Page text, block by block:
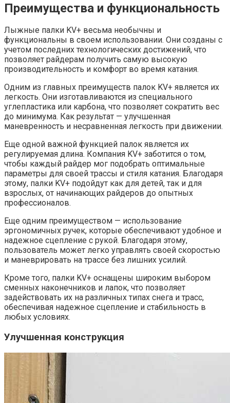
Преимущества и функциональность
Лыжные палки KV+ весьма необычны и
функциональны в своем использовании. Они созданы с
учетом последних технологических достижений, что
позволяет райдерам получить самую высокую
производительность и комфорт во время катания.
Одним из главных преимуществ палок KV+ является их
легкость. Они изготавливаются из специального
углепластика или карбона, что позволяет сократить вес
до минимума. Как результат — улучшенная
маневренность и несравненная легкость при движении.
Еще одной важной функцией палок является их
регулируемая длина. Компания KV+ заботится о том,
чтобы каждый райдер мог подобрать оптимальные
параметры для своей трассы и стиля катания. Благодаря
этому, палки KV+ подойдут как для детей, так и для
взрослых, от начинающих райдеров до опытных
профессионалов.
Еще одним преимуществом — использование
эргономичных ручек, которые обеспечивают удобное и
надежное сцепление с рукой. Благодаря этому,
пользователь может легко управлять своей скоростью
и маневрировать на трассе без лишних усилий.
Кроме того, палки KV+ оснащены широким выбором
сменных наконечников и лапок, что позволяет
задействовать их на различных типах снега и трасс,
обеспечивая надежное сцепление и стабильность в
любых условиях.
Улучшенная конструкция